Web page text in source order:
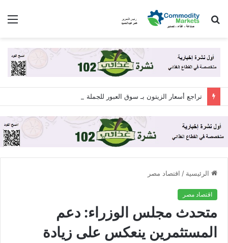
بحث
الرئيسية / اقتصاد مصر
اقتصاد مصر
متحدث مجلس الوزراء: دعم
المستثمرين ينعكس على زيادة